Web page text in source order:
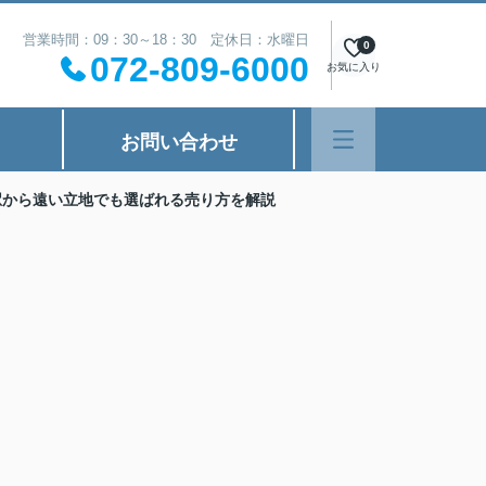
営業時間：09：30～18：30 定休日：水曜日
072-809-6000 お気に入り
0
お問い合わせ
ら遠い立地でも選ばれる売り方を解説